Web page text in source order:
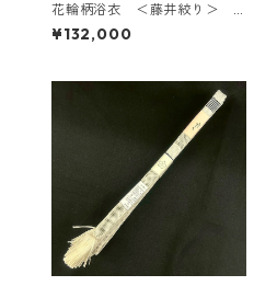
花輪柄浴衣 ＜藤井絞り＞ Y
F-9
¥132,000